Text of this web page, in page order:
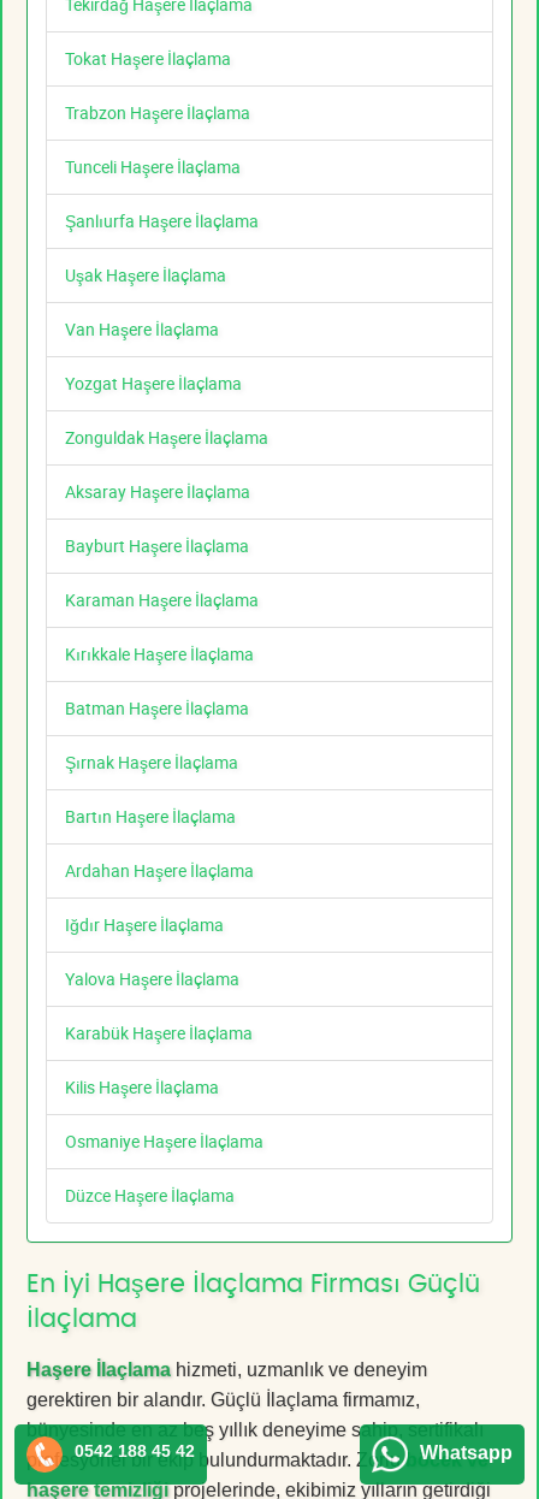
Tokat Haşere İlaçlama
Trabzon Haşere İlaçlama
Tunceli Haşere İlaçlama
Şanlıurfa Haşere İlaçlama
Uşak Haşere İlaçlama
Van Haşere İlaçlama
Yozgat Haşere İlaçlama
Zonguldak Haşere İlaçlama
Aksaray Haşere İlaçlama
Bayburt Haşere İlaçlama
Karaman Haşere İlaçlama
Kırıkkale Haşere İlaçlama
Batman Haşere İlaçlama
Şırnak Haşere İlaçlama
Bartın Haşere İlaçlama
Ardahan Haşere İlaçlama
Iğdır Haşere İlaçlama
Yalova Haşere İlaçlama
Karabük Haşere İlaçlama
Kilis Haşere İlaçlama
Osmaniye Haşere İlaçlama
Düzce Haşere İlaçlama
En İyi Haşere İlaçlama Firması Güçlü
İlaçlama
Haşere İlaçlamahizmeti, uzmanlık ve deneyim
gerektiren bir alandır. Güçlü İlaçlama firmamız,
bünyesinde en az beş yıllık deneyime sahip, sertifikalı
profesyonel bir ekip bulundurmaktadır. Zorluböcek ve
haşere temizliğiprojelerinde, ekibimiz yılların getirdiği
0542 188 45 42 Whatsapp